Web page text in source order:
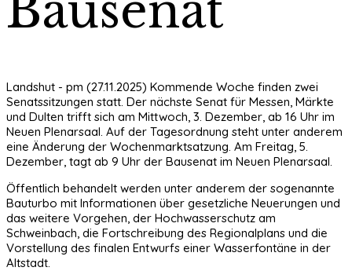
Landshut - pm (27.11.2025) Kommende Woche finden zwei
Senatssitzungen statt. Der nächste Senat für Messen, Märkte
und Dulten trifft sich am Mittwoch, 3. Dezember, ab 16 Uhr im
Neuen Plenarsaal. Auf der Tagesordnung steht unter anderem
eine Änderung der Wochenmarktsatzung. Am Freitag, 5.
Dezember, tagt ab 9 Uhr der Bausenat im Neuen Plenarsaal.
Öffentlich behandelt werden unter anderem der sogenannte
Bauturbo mit Informationen über gesetzliche Neuerungen und
das weitere Vorgehen, der Hochwasserschutz am
Schweinbach, die Fortschreibung des Regionalplans und die
Vorstellung des finalen Entwurfs einer Wasserfontäne in der
Altstadt.